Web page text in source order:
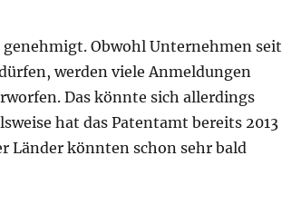
Obwohl Unternehmen seit
werden viele Anmeldungen
Das könnte sich allerdings
hat das Patentamt bereits 2013
Länder könnten schon sehr bald